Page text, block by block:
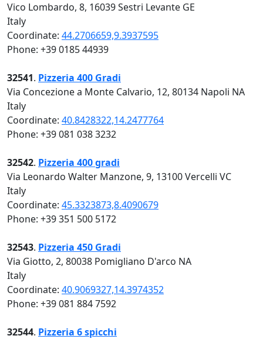
Vico Lombardo, 8, 16039 Sestri Levante GE
Italy
Coordinate: 44.2706659,9.3937595
Phone: +39 0185 44939
32541. Pizzeria 400 Gradi
Via Concezione a Monte Calvario, 12, 80134 Napoli NA
Italy
Coordinate: 40.8428322,14.2477764
Phone: +39 081 038 3232
32542. Pizzeria 400 gradi
Via Leonardo Walter Manzone, 9, 13100 Vercelli VC
Italy
Coordinate: 45.3323873,8.4090679
Phone: +39 351 500 5172
32543. Pizzeria 450 Gradi
Via Giotto, 2, 80038 Pomigliano D'arco NA
Italy
Coordinate: 40.9069327,14.3974352
Phone: +39 081 884 7592
32544. Pizzeria 6 spicchi